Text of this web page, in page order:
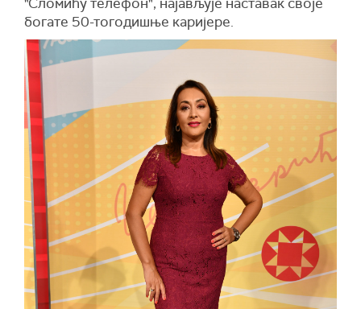
богате 50-тогодишње каријере.